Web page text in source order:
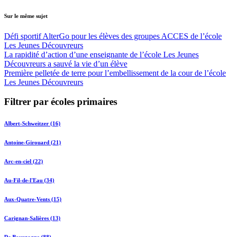
Sur le même sujet
Défi sportif AlterGo pour les élèves des groupes ACCES de l’école
Les Jeunes Découvreurs
La rapidité d’action d’une enseignante de l’école Les Jeunes
Découvreurs a sauvé la vie d’un élève
Première pelletée de terre pour l’embellissement de la cour de l’école
Les Jeunes Découvreurs
Filtrer par écoles primaires
Albert-Schweitzer (16)
Antoine-Girouard (21)
Arc-en-ciel (22)
Au-Fil-de-l'Eau (34)
Aux-Quatre-Vents (15)
Carignan-Salières (13)